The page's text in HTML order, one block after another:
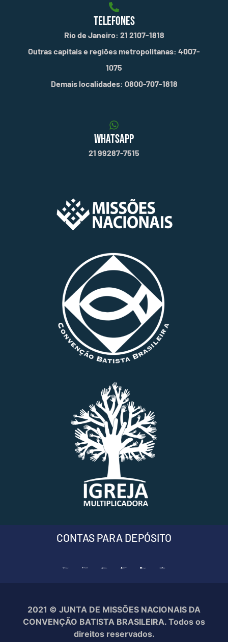
TELEFONES
Rio de Janeiro: 21 2107-1818
Outras capitais e regiões metropolitanas: 4007-
1075
Demais localidades: 0800-707-1818
WHATSAPP
21 99287-7515
CONTAS PARA DEPÓSITO
2021 © JUNTA DE MISSÕES NACIONAIS DA
CONVENÇÃO BATISTA BRASILEIRA. Todos os
direitos reservados.